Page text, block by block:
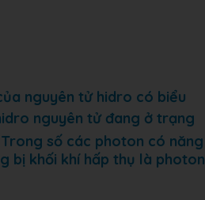
nguyên tử hidro có biểu
nguyên tử đang ở trạng
số các photon có năng
bị khối khí hấp thụ là photon